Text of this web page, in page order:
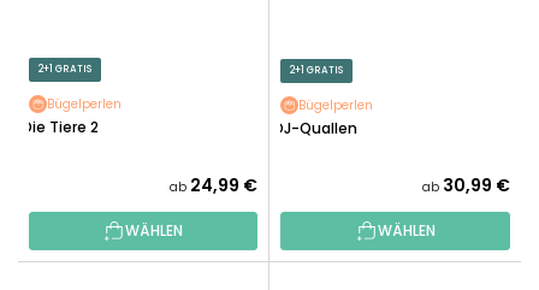
2+1 GRATIS
Bügelperlen
Die Tiere 2
ab 24,99 €
WÄHLEN
2+1 GRATIS
Bügelperlen
DJ-Quallen
ab 30,99 €
WÄHLEN